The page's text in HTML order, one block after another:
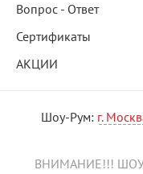
Вопрос - Ответ
Сертификаты
АКЦИИ
Шоу-Рум: г.
ВНИМАНИЕ!!!